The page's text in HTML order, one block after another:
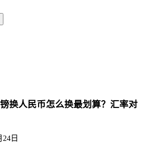
换人民币怎么换最划算？汇率对
24日